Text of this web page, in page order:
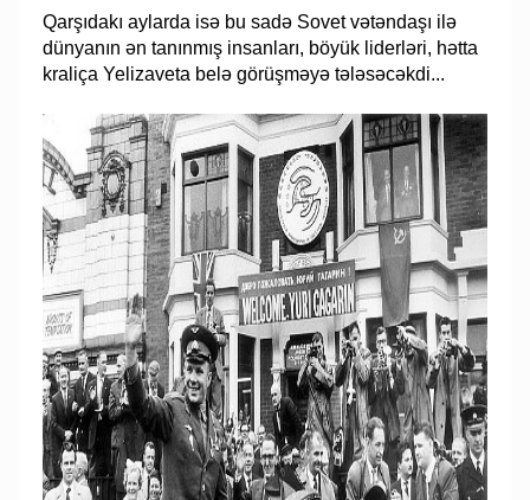
Qarşıdakı aylarda isə bu sadə Sovet vətəndaşı ilə
dünyanın ən tanınmış insanları, böyük liderləri, hətta
kraliça Yelizaveta belə görüşməyə tələsəcəkdi...